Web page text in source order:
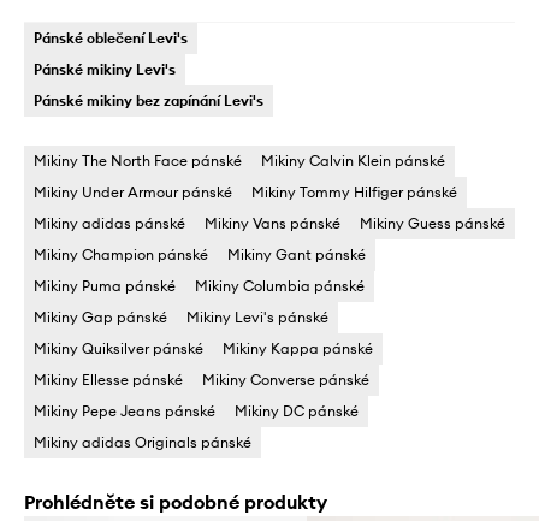
Pánské oblečení Levi's
Pánské mikiny Levi's
Pánské mikiny bez zapínání Levi's
Mikiny The North Face pánské
Mikiny Calvin Klein pánské
Mikiny Under Armour pánské
Mikiny Tommy Hilfiger pánské
Mikiny adidas pánské
Mikiny Vans pánské
Mikiny Guess pánské
Mikiny Champion pánské
Mikiny Gant pánské
Mikiny Puma pánské
Mikiny Columbia pánské
Mikiny Gap pánské
Mikiny Levi's pánské
Mikiny Quiksilver pánské
Mikiny Kappa pánské
Mikiny Ellesse pánské
Mikiny Converse pánské
Mikiny Pepe Jeans pánské
Mikiny DC pánské
Mikiny adidas Originals pánské
Prohlédněte si podobné produkty